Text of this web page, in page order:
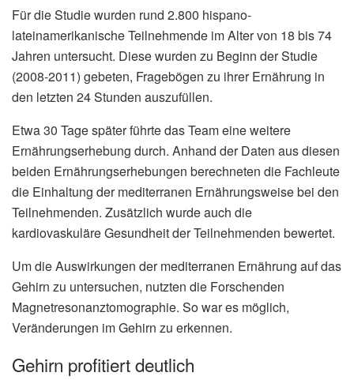
Für die Studie wurden rund 2.800 hispano-
lateinamerikanische Teilnehmende im Alter von 18 bis 74
Jahren untersucht. Diese wurden zu Beginn der Studie
(2008-2011) gebeten, Fragebögen zu ihrer Ernährung in
den letzten 24 Stunden auszufüllen.
Etwa 30 Tage später führte das Team eine weitere
Ernährungserhebung durch. Anhand der Daten aus diesen
beiden Ernährungserhebungen berechneten die Fachleute
die Einhaltung der mediterranen Ernährungsweise bei den
Teilnehmenden. Zusätzlich wurde auch die
kardiovaskuläre Gesundheit der Teilnehmenden bewertet.
Um die Auswirkungen der mediterranen Ernährung auf das
Gehirn zu untersuchen, nutzten die Forschenden
Magnetresonanztomographie. So war es möglich,
Veränderungen im Gehirn zu erkennen.
Gehirn profitiert deutlich